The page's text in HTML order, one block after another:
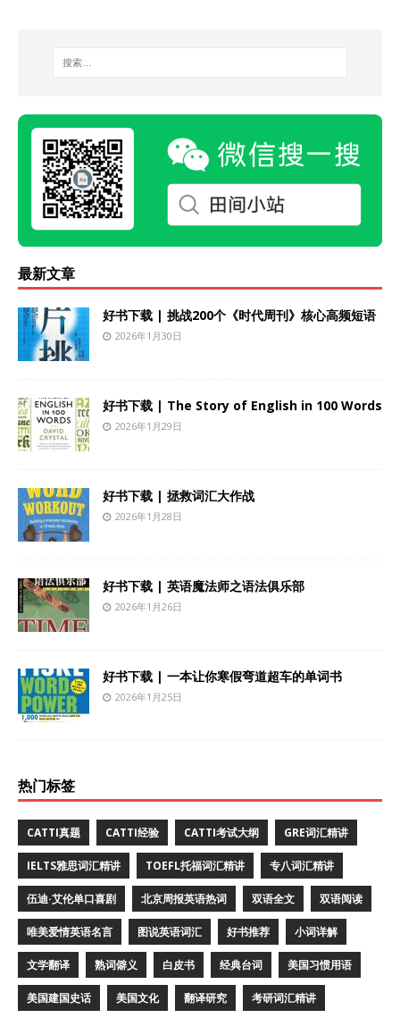
最新文章
好书下载 | 挑战200个《时代周刊》核心高频短语
2026年1月30日
好书下载 | The Story of English in 100 Words
2026年1月29日
好书下载 | 拯救词汇大作战
2026年1月28日
好书下载 | 英语魔法师之语法俱乐部
2026年1月26日
好书下载 | 一本让你寒假弯道超车的单词书
2026年1月25日
热门标签
CATTI真题 CATTI经验 CATTI考试大纲 GRE词汇精讲
IELTS雅思词汇精讲 TOEFL托福词汇精讲 专八词汇精讲
伍迪·艾伦单口喜剧 北京周报英语热词 双语全文 双语阅读
唯美爱情英语名言 图说英语词汇 好书推荐 小词详解
文学翻译 熟词僻义 白皮书 经典台词 美国习惯用语
美国建国史话 美国文化 翻译研究 考研词汇精讲